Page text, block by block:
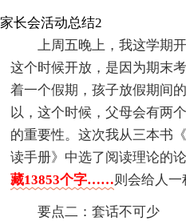
家长会活动总结2
上周五晚上，我这学期
这个时候开放，是因为期末
着一个假期，孩子放假期间
以，这个时候，父母会有两
的重要性。这次我从三本书
读手册》中选了阅读理论的
藏13853个字……则会给人一
要点二：套话不可少